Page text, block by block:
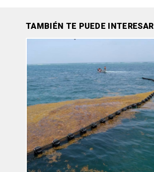
TAMBIÉN TE PUEDE INTERESAR